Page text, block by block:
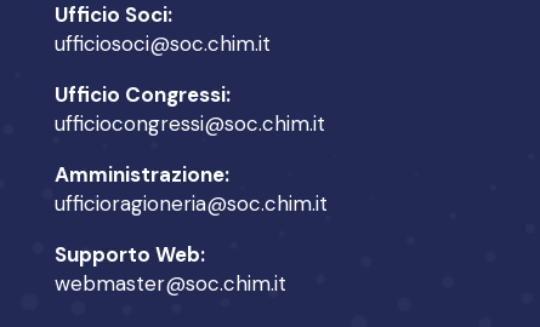
Ufficio Soci:
ufficiosoci@soc.chim.it
Ufficio Congressi:
ufficiocongressi@soc.chim.it
Amministrazione:
ufficioragioneria@soc.chim.it
Supporto Web:
webmaster@soc.chim.it